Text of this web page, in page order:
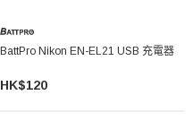
BattPro Nikon EN-EL21 USB 充電器
HK$120